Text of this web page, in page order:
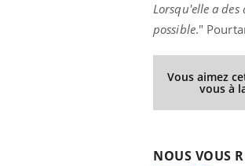
Lorsqu'elle a
possible."
Vous aimez
vous à
NOUS VOUS